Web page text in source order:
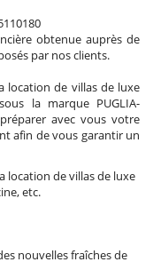
obtenue auprès de
par nos clients.
location de villas de luxe
la marque PUGLIA-
avec vous votre
afin de vous garantir un
location de villas de luxe
etc.
nouvelles fraîches de